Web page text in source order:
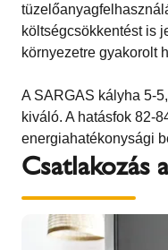
költségcsökkentést is
környezetre gyakorolt
A SARGAS kályha 5-
kiváló. A hatásfok 82-
energiahatékonysági
Csatlakozás